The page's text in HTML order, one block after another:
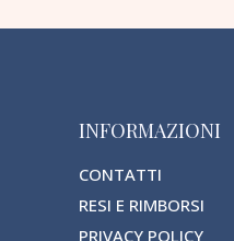
INFORMAZIONI
CONTATTI
RESI E RIMBORSI
PRIVACY POLICY